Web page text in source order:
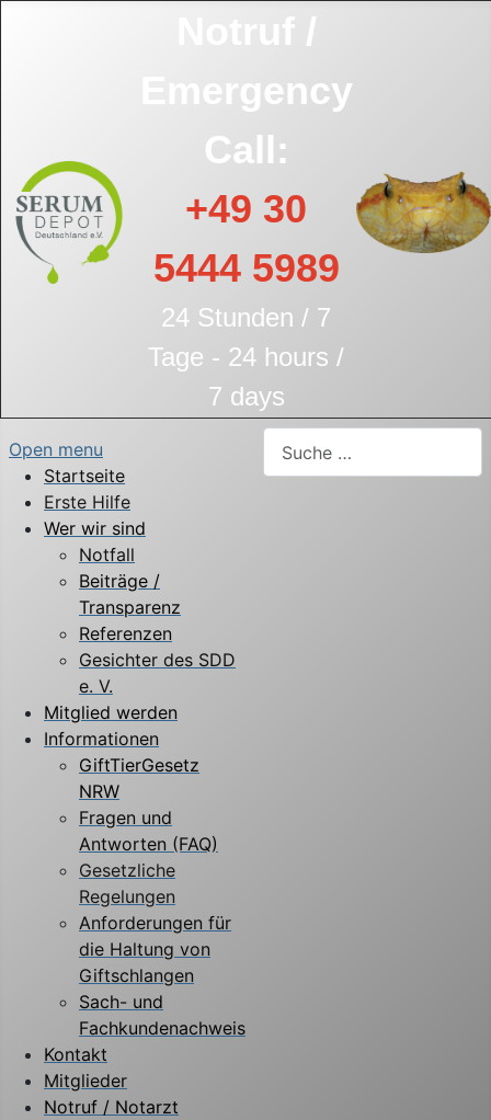
Notruf /
Emergency
Call:
+49 30
5444 5989
24 Stunden / 7
Tage - 24 hours /
7 days
Open menu
Startseite
Erste Hilfe
Wer wir sind
Notfall
Beiträge /
Transparenz
Referenzen
Gesichter des SDD
e. V.
Mitglied werden
Informationen
GiftTierGesetz
NRW
Fragen und
Antworten (FAQ)
Gesetzliche
Regelungen
Anforderungen für
die Haltung von
Giftschlangen
Sach- und
Fachkundenachweis
Kontakt
Mitglieder
Notruf / Notarzt